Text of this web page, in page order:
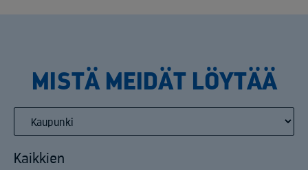
MISTÄ MEIDÄT LÖYTÄÄ
Kaikkien